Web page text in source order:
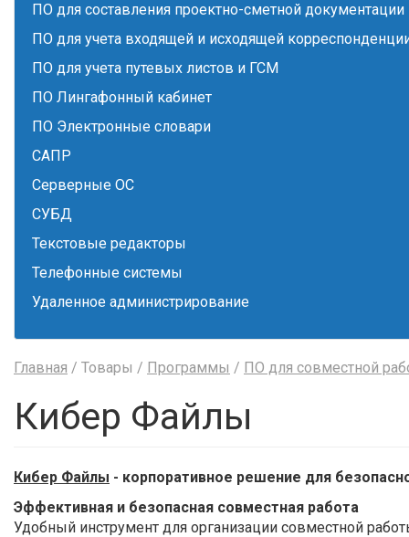
ПО для составления проектно-сметной документации
ПО для учета входящей и исходящей
ПО для учета путевых листов и ГСМ
ПО Лингафонный кабинет
ПО Электронные словари
САПР
Серверные ОС
СУБД
Текстовые редакторы
Телефонные системы
Удаленное администрирование
Главная / Товары / Программы / ПО для совместной
Кибер Файлы
Кибер Файлы - корпоративное решение для
Эффективная и безопасная совместная работа
Удобный инструмент для организации совместной